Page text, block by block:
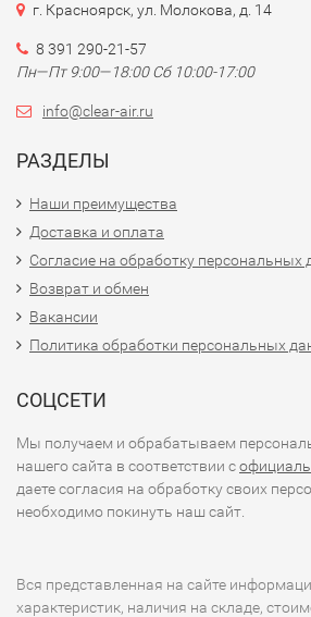
г. Красноярск, ул. Молокова, д. 14
8 391 290-21-57
Пн—Пт 9:00—18:00 Сб 10:00-17:00
info@clear-air.ru
РАЗДЕЛЫ
Наши преимущества
Доставка и оплата
Согласие на обработку персональных
Возврат и обмен
Вакансии
Политика обработки персональных
СОЦСЕТИ
Мы получаем и обрабатываем
нашего сайта в соответствии с
даете согласия на обработку своих
необходимо покинуть наш сайт.
Вся представленная на сайте
характеристик, наличия на складе,